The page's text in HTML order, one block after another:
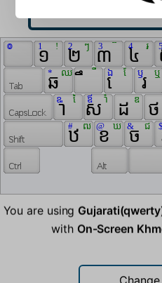
៙ ១ !
1 ២ ៗ
2 ៣ ៊
3 ៤ ៛
4 5
ឆ ឈ
* ឹ ឺ េ ែ
ឯ រ ឬ
ឫ
ា ៃ
ឩ ស
ាំ
ឪ ដ ឌ ថ
ឋ ឍ
# ខ ឃ
@ ច ជ
& $
You are using
with On-Screen